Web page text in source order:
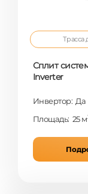
Трасса
Сплит
Inverter
Инвертор: Да
Площадь: 25 м